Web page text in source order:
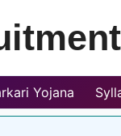
Yojana